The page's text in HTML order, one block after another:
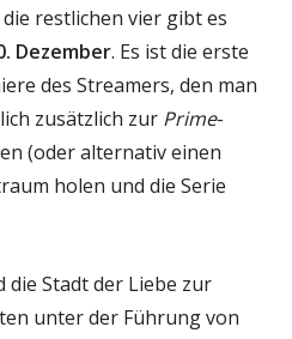
restlichen vier gibt es
Dezember. Es ist die erste
des Streamers, den man
zusätzlich zur Prime-
(oder alternativ einen
holen und die Serie
die Stadt der Liebe zur
unter der Führung von